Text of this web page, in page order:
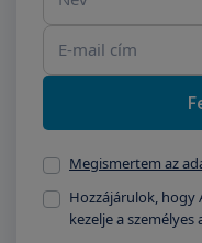
Megismertem az
Hozzájárulok, hogy
kezelje a